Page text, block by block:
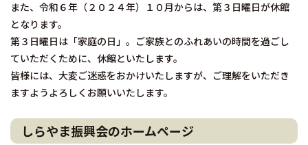
また、令和６年（２０２４年）１０月からは、第３日曜日が休館
となります。
第３日曜日は「家庭の日」。ご家族とのふれあいの時間を過ごし
ていただくために、休館といたします。
皆様には、大変ご迷惑をおかけいたしますが、ご理解をいただき
ますようよろしくお願いいたします。
しらやま振興会のホームページ